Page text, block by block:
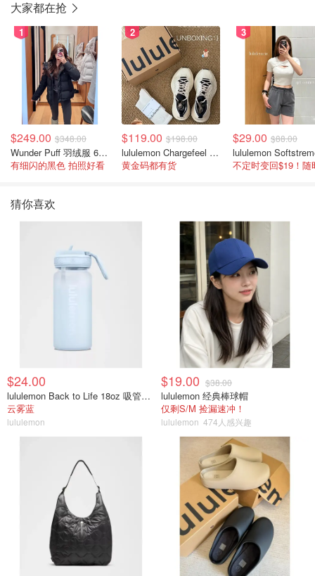
大家都在抢
1
$249.00 $348.00
Wunder Puff 羽绒服 600蓬松度
有细闪的黑色 拍照好看
2
$119.00 $198.00
lululemon Chargefeel 3 男士运动鞋
黄金码都有货
3
$29.00 $88.00
猜你喜欢
$24.00
lululemon Back to Life 18oz 吸管透明水瓶
云雾蓝
lululemon
$19.00 $38.00
lululemon 经典棒球帽
仅剩S/M 捡漏速冲！
lululemon 474人感兴趣